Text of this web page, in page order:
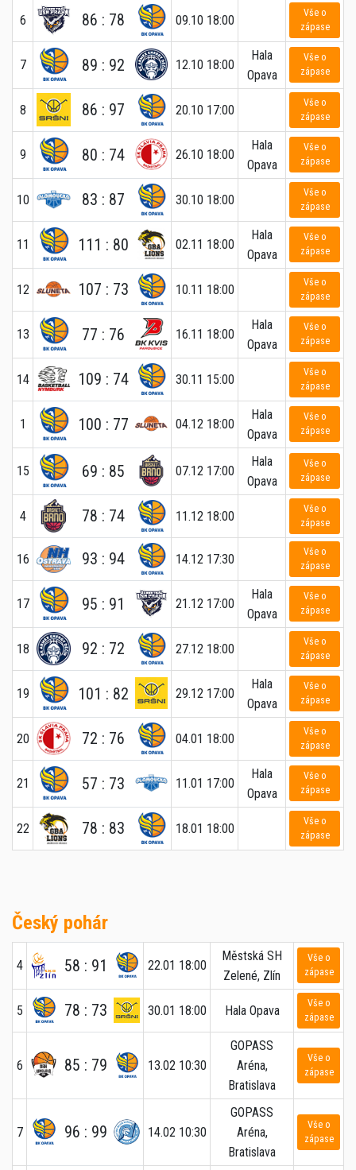
6 86 : 78 09.10 18:00
Vše o
zápase
7 89 : 92 12.10 18:00
Hala
Opava
Vše o
zápase
8 86 : 97 20.10 17:00
Vše o
zápase
9 80 : 74 26.10 18:00
Hala
Opava
Vše o
zápase
10 83 : 87 30.10 18:00
Vše o
zápase
11 111 : 80 02.11 18:00
Hala
Opava
Vše o
zápase
12 107 : 73 10.11 18:00
Vše o
zápase
13 77 : 76 16.11 18:00
Hala
Opava
Vše o
zápase
14 109 : 74 30.11 15:00
Vše o
zápase
1 100 : 77 04.12 18:00
Hala
Opava
Vše o
zápase
15 69 : 85 07.12 17:00
Hala
Opava
Vše o
zápase
4 78 : 74 11.12 18:00
Vše o
zápase
16 93 : 94 14.12 17:30
Vše o
zápase
17 95 : 91 21.12 17:00
Hala
Opava
Vše o
zápase
18 92 : 72 27.12 18:00
Vše o
zápase
19 101 : 82 29.12 17:00
Hala
Opava
Vše o
zápase
20 72 : 76 04.01 18:00
Vše o
zápase
21 57 : 73 11.01 17:00
Hala
Opava
Vše o
zápase
22 78 : 83 18.01 18:00
Vše o
zápase
Český pohár
4 58 : 91 22.01 18:00
Městská SH
Zelené, Zlín
Vše o
zápase
5 78 : 73 30.01 18:00 Hala Opava
Vše o
zápase
6 85 : 79 13.02 10:30
GOPASS
Aréna,
Bratislava
Vše o
zápase
7 96 : 99 14.02 10:30
GOPASS
Aréna,
Bratislava
Vše o
zápase